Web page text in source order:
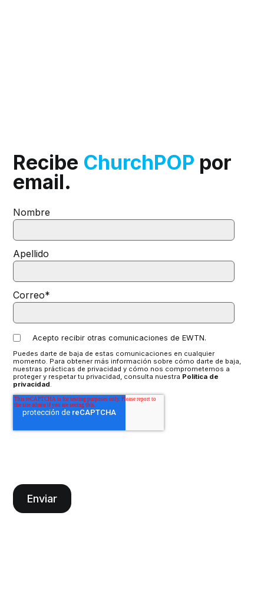
Recibe ChurchPOP por
email.
Nombre
Apellido
Correo*
Acepto recibir otras comunicaciones de EWTN.
Puedes darte de baja de estas comunicaciones en cualquier
momento. Para obtener más información sobre cómo darte de baja,
nuestras prácticas de privacidad y cómo nos comprometemos a
proteger y respetar tu privacidad, consulta nuestra Política de
privacidad.